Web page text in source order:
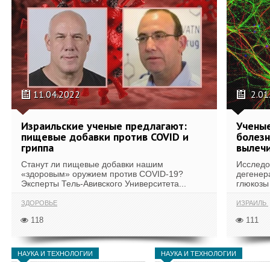
11.04.2022
Израильские ученые предлагают:
пищевые добавки против COVID и
гриппа
Станут ли пищевые добавки нашим
«здоровым» оружием против COVID-19?
Эксперты Тель-Авивского Университета...
ЗДОРОВЬЕ
118
глюкозы
ИЗРАИЛЬ
111
НАУКА И ТЕХНОЛОГИИ НАУКА И ТЕХНОЛОГИИ